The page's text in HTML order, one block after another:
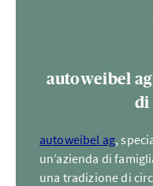
autoweibel
di
autoweibel ag,
un’azienda di
una tradizione di